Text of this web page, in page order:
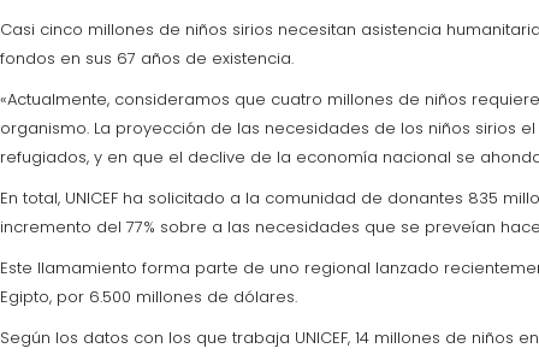
Casi cinco millones de niños sirios necesitan asistencia
fondos en sus 67 años de existencia.
«Actualmente, consideramos que cuatro millones de niños
organismo. La proyección de las necesidades de los niños sirios
refugiados, y en que el declive de la economía nacional se
En total, UNICEF ha solicitado a la comunidad de donantes 835
incremento del 77% sobre a las necesidades que se preveían
Este llamamiento forma parte de uno regional lanzado
Egipto, por 6.500 millones de dólares.
Según los datos con los que trabaja UNICEF, 14 millones de